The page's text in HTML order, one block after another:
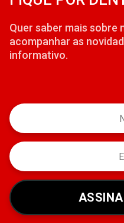
Quer saber mais sobre
acompanhar as
informativo.